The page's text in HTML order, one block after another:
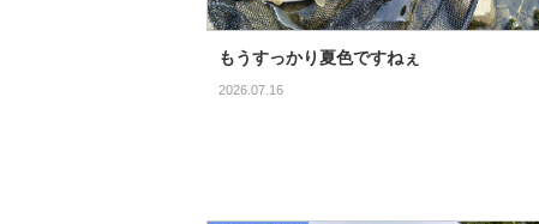
もうすっかり夏色ですねぇ
2026.07.16